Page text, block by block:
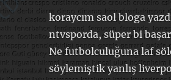
koraycım saol bloga
ntvsporda, süper bi
Ne futbolculuğuna laf
söylemiştik yanlış